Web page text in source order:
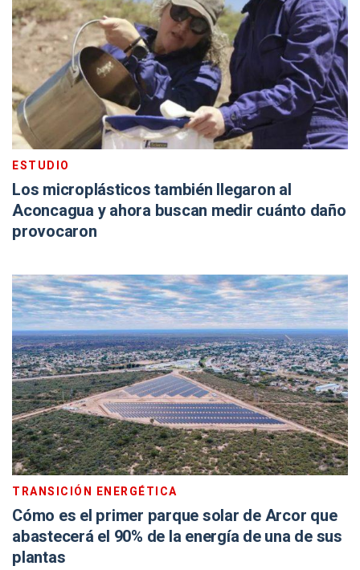
ESTUDIO
Los microplásticos también llegaron al
Aconcagua y ahora buscan medir cuánto daño
provocaron
TRANSICIÓN ENERGÉTICA
Cómo es el primer parque solar de Arcor que
abastecerá el 90% de la energía de una de sus
plantas